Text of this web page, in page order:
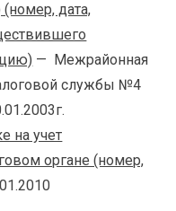
дата,
— Межрайонная
службы №4
на учет
органе (номер,